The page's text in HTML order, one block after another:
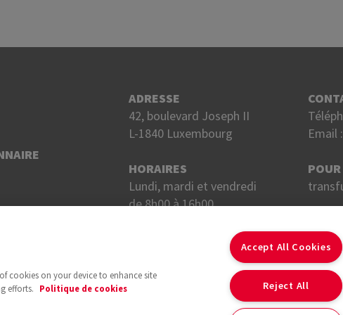
ADRESSE
42, boulevard Joseph II
L-1840 Luxembourg
HORAIRES
Lundi, mardi et vendredi
de 8h00 à 16h00.
Email :
cookies on your device to enhance site
efforts.
Politique de cookies
Accept All Cookies
Reject All